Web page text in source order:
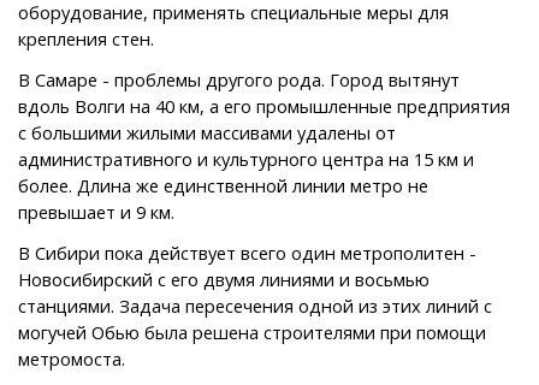
оборудование, применять специальные меры для
крепления стен.
В Самаре - проблемы другого рода. Город вытянут
вдоль Волги на 40 км, а его промышленные предприятия
с большими жилыми массивами удалены от
административного и культурного центра на 15 км и
более. Длина же единственной линии метро не
превышает и 9 км.
В Сибири пока действует всего один метрополитен -
Новосибирский с его двумя линиями и восьмью
станциями. Задача пересечения одной из этих линий с
могучей Обью была решена строителями при помощи
метромоста.